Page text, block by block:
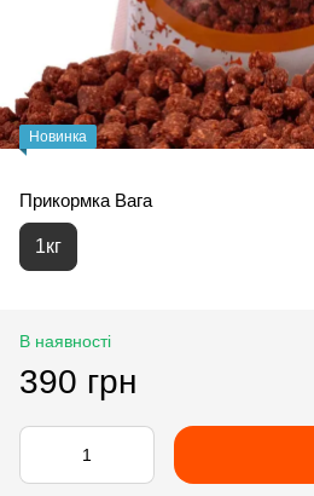
Новинка
Прикормка Вага
1кг
В наявності
390 грн